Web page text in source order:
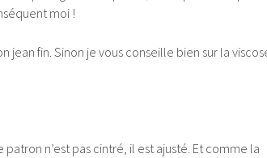
moi !
jean fin. Sinon je vous conseille bien sur la
n’est pas cintré, il est ajusté. Et comme la